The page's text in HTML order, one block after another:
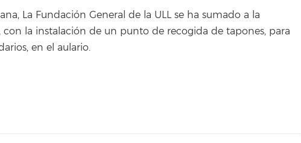
La Fundación General de la ULL se ha sumado a la
con la instalación de un punto de recogida de tapones, para
en el aulario.